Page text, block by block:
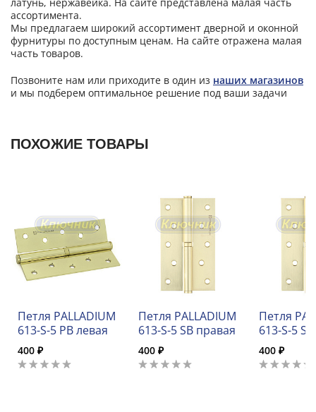
ассортимента.
Мы предлагаем широкий ассортимент дверной и оконной
фурнитуры по доступным ценам. На сайте отражена малая
часть товаров.
Позвоните нам или приходите в один из наших магазинов
и мы подберем оптимальное решение под ваши задачи
ПОХОЖИЕ ТОВАРЫ
Петля PALLADIUM
613-S-5 PB левая
400 ₽
Петля PALLADIUM
613-S-5 SB правая
400 ₽
Петля
613-S-5
400 ₽